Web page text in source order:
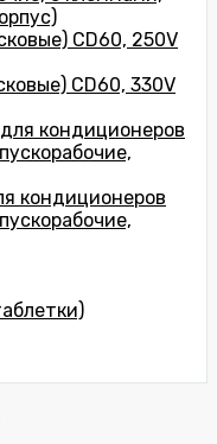
CD60, 250V
CD60, 330V
кондиционеров